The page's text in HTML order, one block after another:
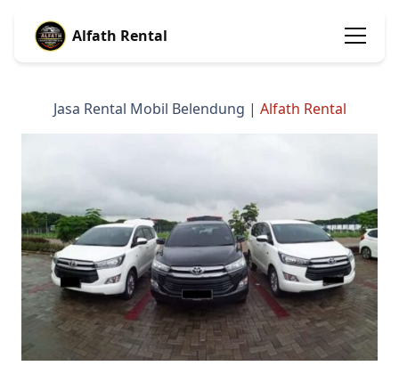
Alfath Rental
Jasa Rental Mobil Belendung | Alfath Rental